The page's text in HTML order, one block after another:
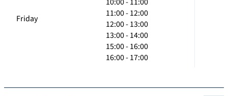
Friday
11:00 - 12:00
12:00 - 13:00
13:00 - 14:00
15:00 - 16:00
16:00 - 17:00